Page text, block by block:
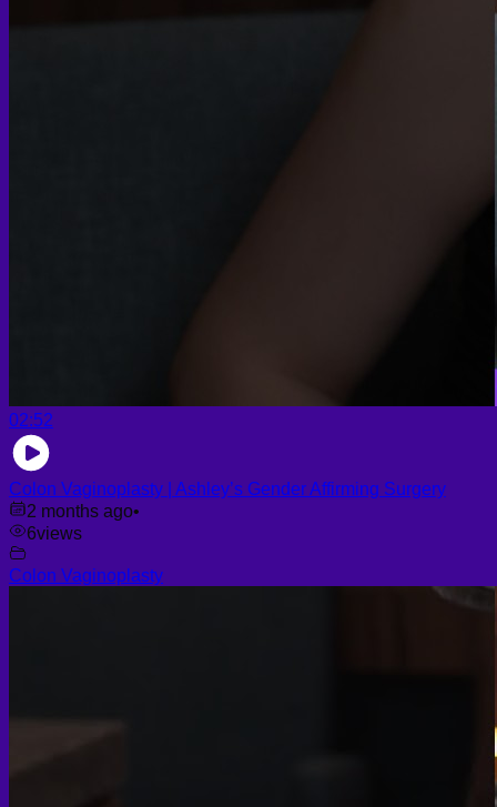
02:52
Colon Vaginoplasty | Ashley’s Gender Affirming Surgery
2 months ago•
6views
Colon Vaginoplasty